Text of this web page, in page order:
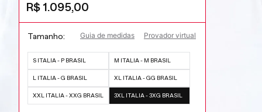
R$ 1.095,00
Provador virtual
Guia de medidas
Tamanho
S ITALIA - P BRASIL M ITALIA - M BRASIL
L ITALIA - G BRASIL XL ITALIA - GG BRASIL
XXL ITALIA - XXG BRASIL 3XL ITALIA - 3XG BRASIL